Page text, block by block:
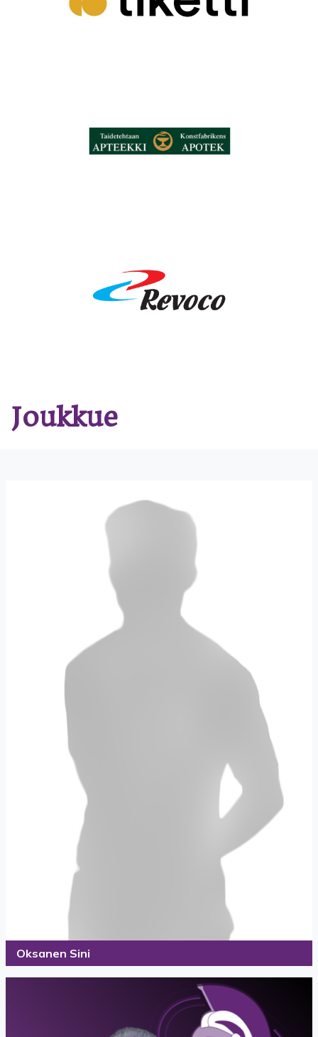
Joukkue
Oksanen Sini